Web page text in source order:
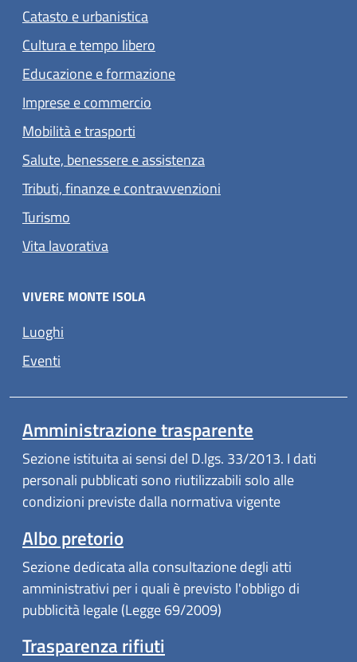
Catasto e urbanistica
Cultura e tempo libero
Educazione e formazione
Imprese e commercio
Mobilità e trasporti
Salute, benessere e assistenza
Tributi, finanze e contravvenzioni
Turismo
Vita lavorativa
VIVERE MONTE ISOLA
Luoghi
Eventi
Amministrazione trasparente
Sezione istituita ai sensi del D.lgs. 33/2013. I dati
personali pubblicati sono riutilizzabili solo alle
condizioni previste dalla normativa vigente
Albo pretorio
Sezione dedicata alla consultazione degli atti
amministrativi per i quali è previsto l'obbligo di
pubblicità legale (Legge 69/2009)
Trasparenza rifiuti